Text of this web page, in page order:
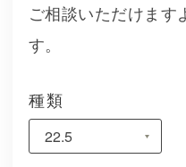
ご相談いただけます
す。
種類